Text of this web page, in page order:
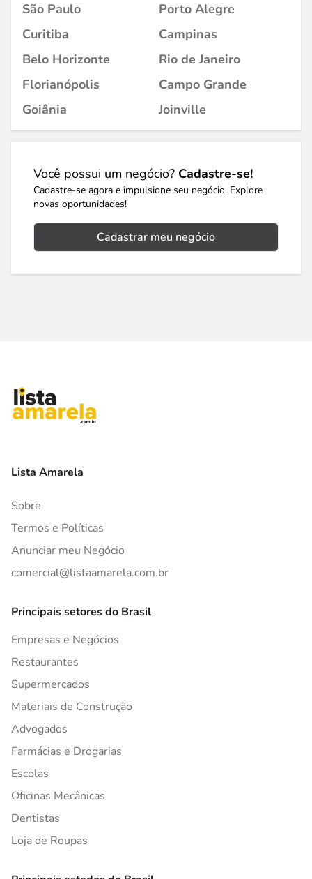
São Paulo
Porto Alegre
Curitiba
Campinas
Belo Horizonte
Rio de Janeiro
Florianópolis
Campo Grande
Goiânia
Joinville
Você possui um negócio? Cadastre-se!
Cadastre-se agora e impulsione seu negócio. Explore
novas oportunidades!
Cadastrar meu negócio
Lista Amarela
Sobre
Termos e Políticas
Anunciar meu Negócio
comercial@listaamarela.com.br
Principais setores do Brasil
Empresas e Negócios
Restaurantes
Supermercados
Materiais de Construção
Advogados
Farmácias e Drogarias
Escolas
Oficinas Mecânicas
Dentistas
Loja de Roupas